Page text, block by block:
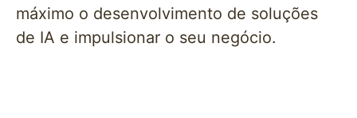
máximo o desenvolvimento de soluções
de IA e impulsionar o seu negócio.